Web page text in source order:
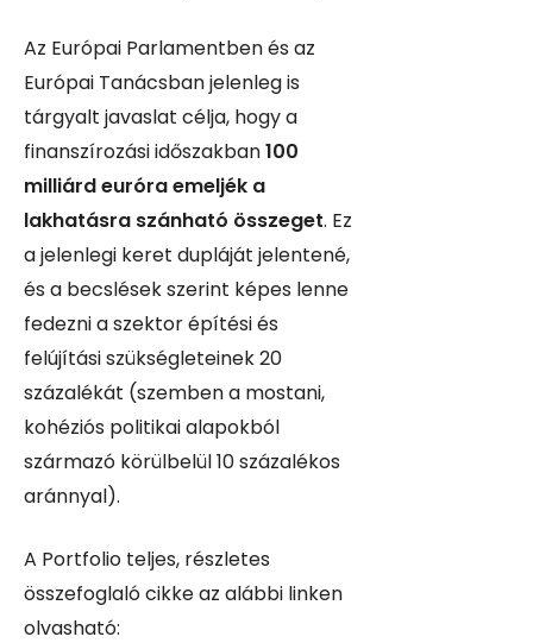
Az Európai Parlamentben és az
Európai Tanácsban jelenleg is
tárgyalt javaslat célja, hogy a
finanszírozási időszakban100
milliárd euróra emeljék a
lakhatásra szánható összeget. Ez
a jelenlegi keret dupláját jelentené,
és a becslések szerint képes lenne
fedezni a szektor építési és
felújítási szükségleteinek 20
százalékát (szemben a mostani,
kohéziós politikai alapokból
származó körülbelül 10 százalékos
aránnyal).
A Portfolio teljes, részletes
összefoglaló cikke az alábbi linken
olvasható: